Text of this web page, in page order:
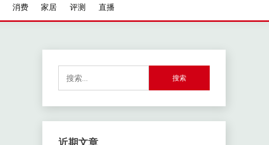
消费 家居 评测 直播
索：